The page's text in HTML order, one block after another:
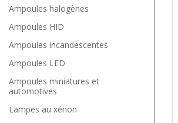
Ampoules halogènes
Ampoules HID
Ampoules incandescentes
Ampoules LED
Ampoules miniatures et
automotives
Lampes au xénon